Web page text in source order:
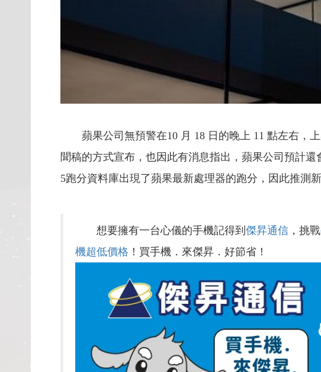
蘋果公司無預警在10 月 18 日的晚上 11 點左右，
聞稿的方式宣布，也因此有消息指出，蘋果公司預計
5跑分資料庫出現了蘋果最新處理器的跑分，因此推測
想要擁有一台心儀的手機記得到 傑昇通信 ，挑戰
機超低價格 ！買手機．來傑昇．好節省！